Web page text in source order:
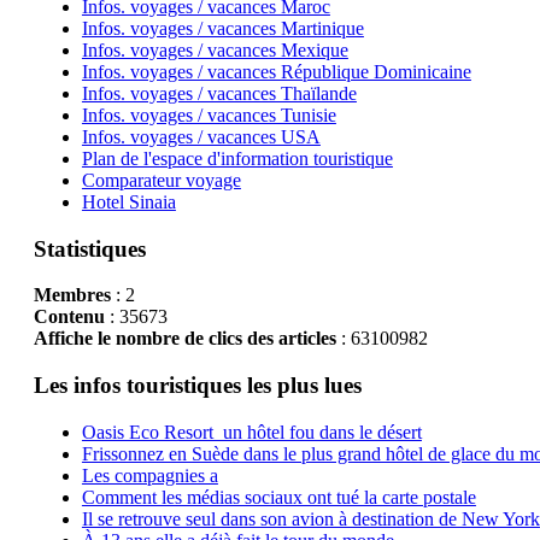
Infos. voyages / vacances Maroc
Infos. voyages / vacances Martinique
Infos. voyages / vacances Mexique
Infos. voyages / vacances République Dominicaine
Infos. voyages / vacances Thaïlande
Infos. voyages / vacances Tunisie
Infos. voyages / vacances USA
Plan de l'espace d'information touristique
Comparateur voyage
Hotel Sinaia
Statistiques
Membres: 2
Contenu : 35673
Affiche le nombre de clics des articles: 63100982
Les infos touristiques les plus lues
Oasis Eco Resort un hôtel fou dans le désert
Frissonnez en Suède dans le plus grand hôtel de glace du
Les compagnies a
Comment les médias sociaux ont tué la carte postale
Il se retrouve seul dans son avion à destination de New York